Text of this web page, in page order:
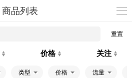
商品列表
重置
价格 关注
类型 价格 流量